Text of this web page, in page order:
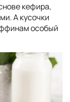
кефира,
А кусочки
особый